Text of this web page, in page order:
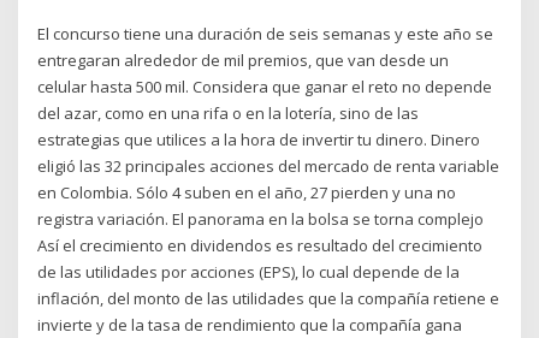
El concurso tiene una duración de seis semanas y este año se
entregaran alrededor de mil premios, que van desde un
celular hasta 500 mil. Considera que ganar el reto no depende
del azar, como en una rifa o en la lotería, sino de las
estrategias que utilices a la hora de invertir tu dinero. Dinero
eligió las 32 principales acciones del mercado de renta variable
en Colombia. Sólo 4 suben en el año, 27 pierden y una no
registra variación. El panorama en la bolsa se torna complejo
Así el crecimiento en dividendos es resultado del crecimiento
de las utilidades por acciones (EPS), lo cual depende de la
inflación, del monto de las utilidades que la compañía retiene e
invierte y de la tasa de rendimiento que la compañía gana